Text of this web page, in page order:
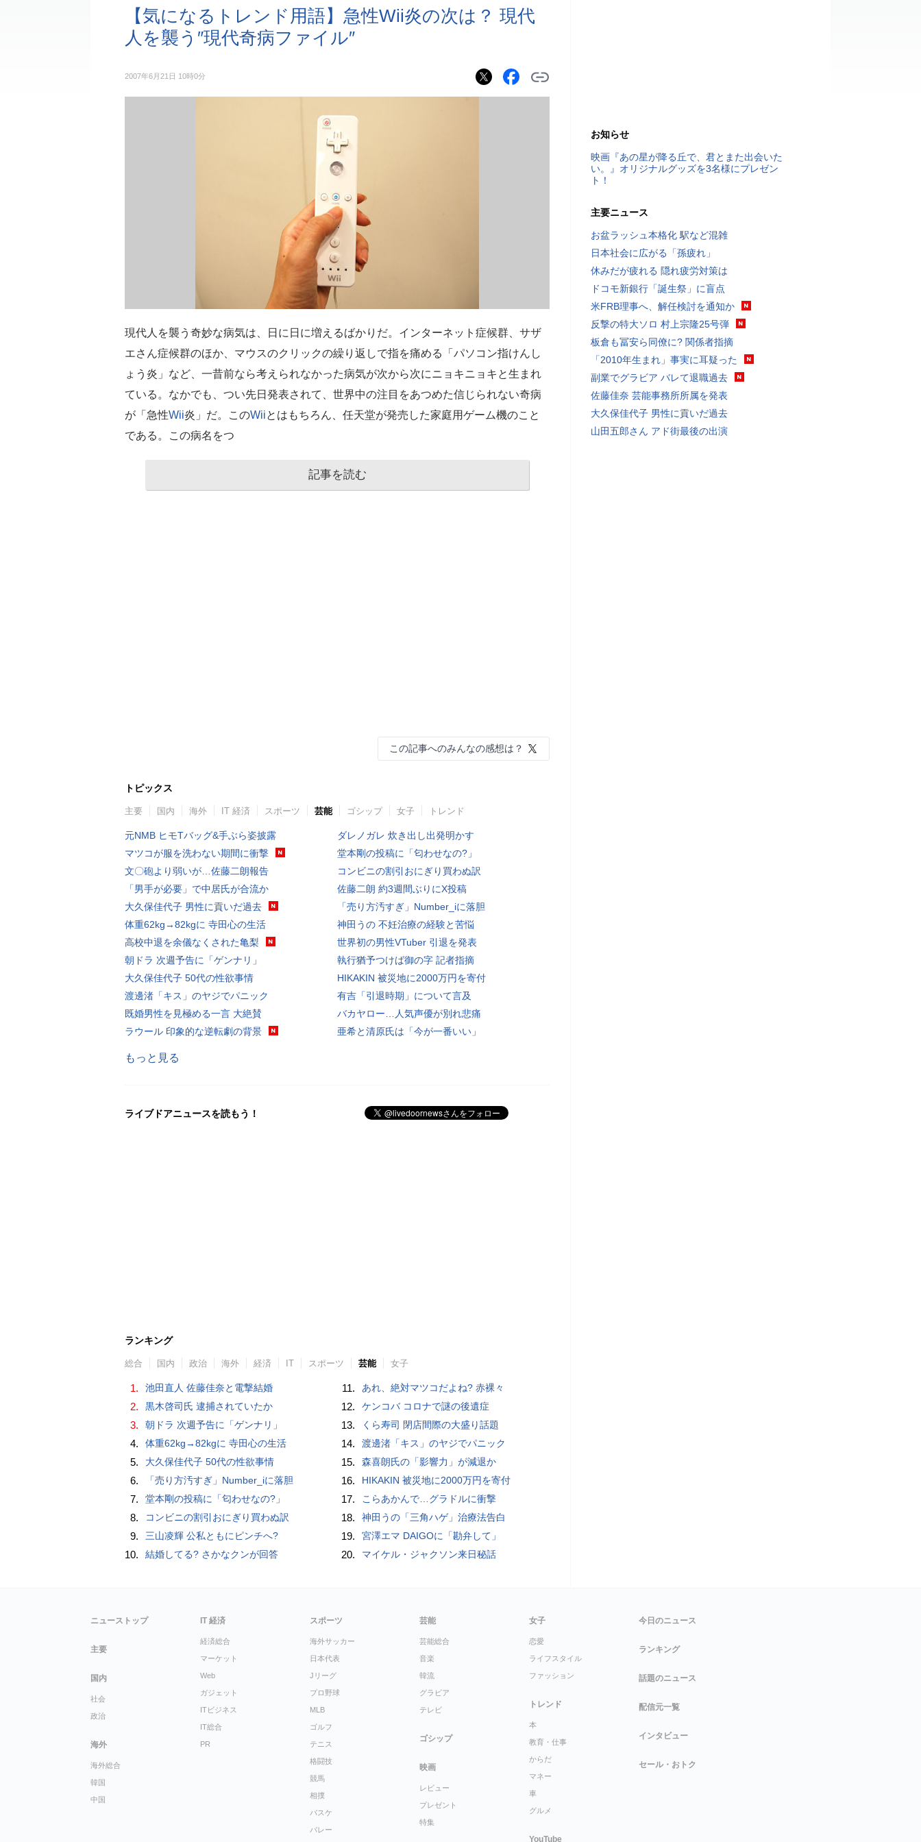
【気になるトレンド用語】急性Wii炎の次は？ 現代
人を襲う″現代奇病ファイル″
2007年6月21日 10時0分
現代人を襲う奇妙な病気は、日に日に増えるばかりだ。インターネット症候群、サザ
エさん症候群のほか、マウスのクリックの繰り返しで指を痛める「パソコン指けんし
ょう炎」など、一昔前なら考えられなかった病気が次から次にニョキニョキと生まれ
ている。なかでも、つい先日発表されて、世界中の注目をあつめた信じられない奇病
が「急性Wii炎」だ。このWiiとはもちろん、任天堂が発売した家庭用ゲーム機のこと
である。この病名をつ
記事を読む
この記事へのみんなの感想は？
トピックス
主要 国内 海外 IT 経済 スポーツ 芸能 ゴシップ 女子 トレンド
元NMB ヒモTバッグ&手ぶら姿披露
マツコが服を洗わない期間に衝撃
文〇砲より弱いが…佐藤二朗報告
「男手が必要」で中居氏が合流か
大久保佳代子 男性に貢いだ過去
体重62kg→82kgに 寺田心の生活
高校中退を余儀なくされた亀梨
朝ドラ 次週予告に「ゲンナリ」
大久保佳代子 50代の性欲事情
渡邊渚「キス」のヤジでパニック
既婚男性を見極める一言 大絶賛
ラウール 印象的な逆転劇の背景
ダレノガレ 炊き出し出発明かす
堂本剛の投稿に「匂わせなの?」
コンビニの割引おにぎり買わぬ訳
佐藤二朗 約3週間ぶりにX投稿
「売り方汚すぎ」Number_iに落胆
神田うの 不妊治療の経験と苦悩
世界初の男性VTuber 引退を発表
執行猶予つけば御の字 記者指摘
HIKAKIN 被災地に2000万円を寄付
有吉「引退時期」について言及
バカヤロー…人気声優が別れ悲痛
亜希と清原氏は「今が一番いい」
もっと見る
ライブドアニュースを読もう！
ランキング
総合 国内 政治 海外 経済 IT スポーツ 芸能 女子
1. 池田直人 佐藤佳奈と電撃結婚
2. 黒木啓司氏 逮捕されていたか
3. 朝ドラ 次週予告に「ゲンナリ」
4. 体重62kg→82kgに 寺田心の生活
5. 大久保佳代子 50代の性欲事情
6. 「売り方汚すぎ」Number_iに落胆
7. 堂本剛の投稿に「匂わせなの?」
8. コンビニの割引おにぎり買わぬ訳
9. 三山凌輝 公私ともにピンチへ?
10. 結婚してる? さかなクンが回答
11. あれ、絶対マツコだよね? 赤裸々
12. ケンコバ コロナで謎の後遺症
13. くら寿司 閉店間際の大盛り話題
14. 渡邊渚「キス」のヤジでパニック
15. 森喜朗氏の「影響力」が減退か
16. HIKAKIN 被災地に2000万円を寄付
17. こらあかんで…グラドルに衝撃
18. 神田うの「三角ハゲ」治療法告白
19. 宮澤エマ DAIGOに「勘弁して」
20. マイケル・ジャクソン来日秘話
お知らせ
映画『あの星が降る丘で、君とまた出会いた
い。』オリジナルグッズを3名様にプレゼン
ト！
主要ニュース
お盆ラッシュ本格化 駅など混雑
日本社会に広がる「孫疲れ」
休みだが疲れる 隠れ疲労対策は
ドコモ新銀行「誕生祭」に盲点
米FRB理事へ、解任検討を通知か
反撃の特大ソロ 村上宗隆25号弾
板倉も冨安ら同僚に? 関係者指摘
「2010年生まれ」事実に耳疑った
副業でグラビア バレて退職過去
佐藤佳奈 芸能事務所所属を発表
大久保佳代子 男性に貢いだ過去
山田五郎さん アド街最後の出演
ニューストップ
主要
国内
社会
政治
海外
海外総合
韓国
中国
IT 経済
経済総合
マーケット
Web
ガジェット
ITビジネス
IT総合
PR
スポーツ
海外サッカー
日本代表
Jリーグ
プロ野球
MLB
ゴルフ
テニス
格闘技
競馬
相撲
バスケ
バレー
芸能
芸能総合
音楽
韓流
グラビア
テレビ
ゴシップ
映画
レビュー
プレゼント
特集
女子
恋愛
ライフスタイル
ファッション
トレンド
本
教育・仕事
からだ
マネー
車
グルメ
YouTube
今日のニュース
ランキング
話題のニュース
配信元一覧
インタビュー
セール・おトク